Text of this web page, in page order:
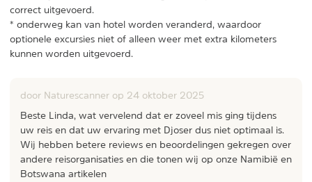
correct uitgevoerd.
* onderweg kan van hotel worden veranderd, waardoor
optionele excursies niet of alleen weer met extra kilometers
kunnen worden uitgevoerd.
door Naturescanner op 24 oktober 2025
Beste Linda, wat vervelend dat er zoveel mis ging tijdens
uw reis en dat uw ervaring met Djoser dus niet optimaal is.
Wij hebben betere reviews en beoordelingen gekregen over
andere reisorganisaties en die tonen wij op onze Namibië en
Botswana artikelen